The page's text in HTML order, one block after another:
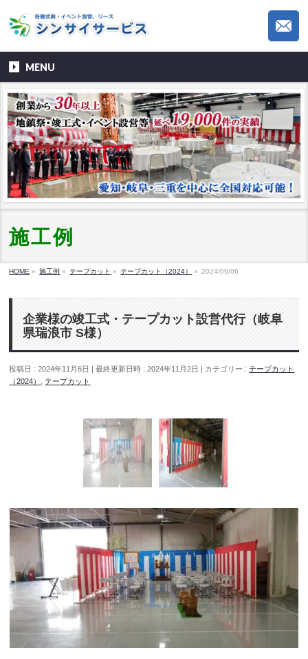
MENU
施工例
HOME » 施工例 » テープカット » テープカット（2024） » 2024/09/06
企業様の竣工式・テープカット設営代行（岐阜
県瑞浪市 S様）
投稿日 : 2024年11月6日 最終更新日時 : 2024年11月2日 カテゴリー :テープカット
（2024）
,テープカット